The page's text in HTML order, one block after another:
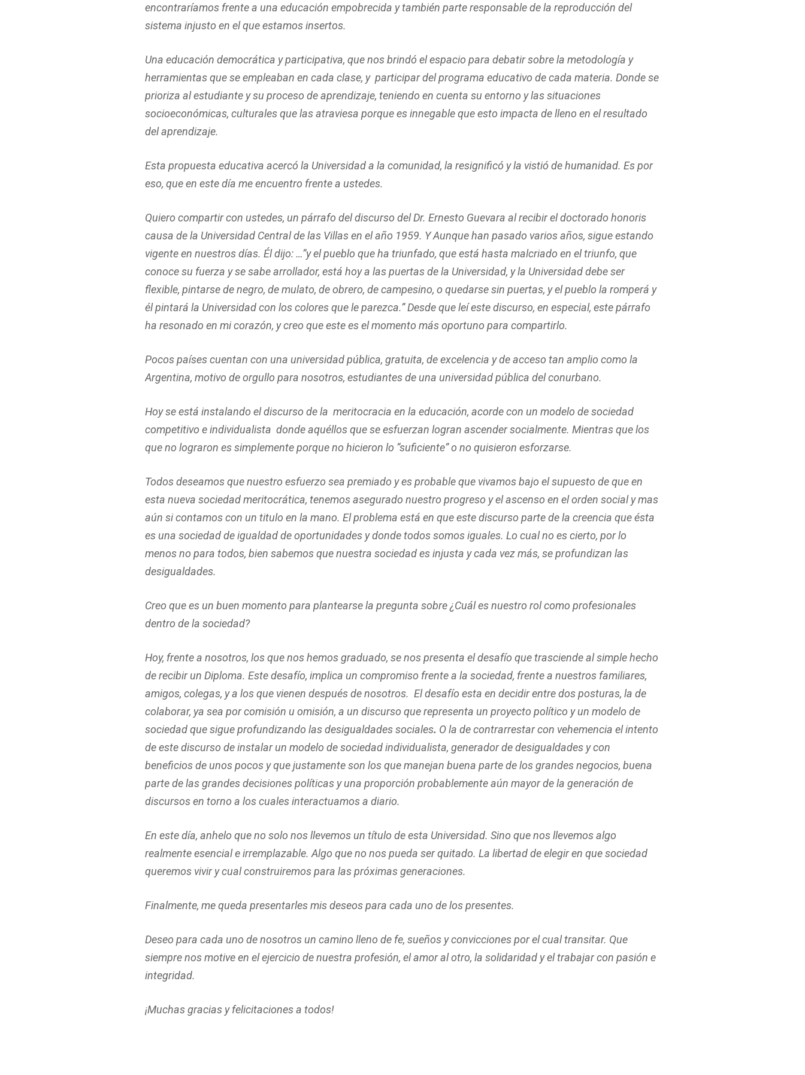
encontraríamos frente a una educación empobrecida y también parte responsable de la reproducción del
sistema injusto en el que estamos insertos.
Una educación democrática y participativa, que nos brindó el espacio para debatir sobre la metodología y
herramientas que se empleaban en cada clase, y participar del programa educativo de cada materia. Donde se
prioriza al estudiante y su proceso de aprendizaje, teniendo en cuenta su entorno y las situaciones
socioeconómicas, culturales que las atraviesa porque es innegable que esto impacta de lleno en el resultado
del aprendizaje.
Esta propuesta educativa acercó la Universidad a la comunidad, la resignificó y la vistió de humanidad. Es por
eso, que en este día me encuentro frente a ustedes.
Quiero compartir con ustedes, un párrafo del discurso del Dr. Ernesto Guevara al recibir el doctorado honoris
causa de la Universidad Central de las Villas en el año 1959. Y Aunque han pasado varios años, sigue estando
vigente en nuestros días. Él dijo: …”y el pueblo que ha triunfado, que está hasta malcriado en el triunfo, que
conoce su fuerza y se sabe arrollador, está hoy a las puertas de la Universidad, y la Universidad debe ser
flexible, pintarse de negro, de mulato, de obrero, de campesino, o quedarse sin puertas, y el pueblo la romperá y
él pintará la Universidad con los colores que le parezca.” Desde que leí este discurso, en especial, este párrafo
ha resonado en mi corazón, y creo que este es el momento más oportuno para compartirlo.
Pocos países cuentan con una universidad pública, gratuita, de excelencia y de acceso tan amplio como la
Argentina, motivo de orgullo para nosotros, estudiantes de una universidad pública del conurbano.
Hoy se está instalando el discurso de la meritocracia en la educación, acorde con un modelo de sociedad
competitivo e individualista donde aquéllos que se esfuerzan logran ascender socialmente. Mientras que los
que no lograron es simplemente porque no hicieron lo “suficiente” o no quisieron esforzarse.
Todos deseamos que nuestro esfuerzo sea premiado y es probable que vivamos bajo el supuesto de que en
esta nueva sociedad meritocrática, tenemos asegurado nuestro progreso y el ascenso en el orden social y mas
aún si contamos con un titulo en la mano. El problema está en que este discurso parte de la creencia que ésta
es una sociedad de igualdad de oportunidades y donde todos somos iguales. Lo cual no es cierto, por lo
menos no para todos, bien sabemos que nuestra sociedad es injusta y cada vez más, se profundizan las
desigualdades.
Creo que es un buen momento para plantearse la pregunta sobre ¿Cuál es nuestro rol como profesionales
dentro de la sociedad?
Hoy, frente a nosotros, los que nos hemos graduado, se nos presenta el desafío que trasciende al simple hecho
de recibir un Diploma. Este desafío, implica un compromiso frente a la sociedad, frente a nuestros familiares,
amigos, colegas, y a los que vienen después de nosotros. El desafío esta en decidir entre dos posturas, la de
colaborar, ya sea por comisión u omisión, a un discurso que representa un proyecto político y un modelo de
sociedad que sigue profundizando las desigualdades sociales. O la de contrarrestar con vehemencia el intento
de este discurso de instalar un modelo de sociedad individualista, generador de desigualdades y con
beneficios de unos pocos y que justamente son los que manejan buena parte de los grandes negocios, buena
parte de las grandes decisiones políticas y una proporción probablemente aún mayor de la generación de
discursos en torno a los cuales interactuamos a diario.
En este día, anhelo que no solo nos llevemos un título de esta Universidad. Sino que nos llevemos algo
realmente esencial e irremplazable. Algo que no nos pueda ser quitado. La libertad de elegir en que sociedad
queremos vivir y cual construiremos para las próximas generaciones.
Finalmente, me queda presentarles mis deseos para cada uno de los presentes.
Deseo para cada uno de nosotros un camino lleno de fe, sueños y convicciones por el cual transitar. Que
siempre nos motive en el ejercicio de nuestra profesión, el amor al otro, la solidaridad y el trabajar con pasión e
integridad.
¡Muchas gracias y felicitaciones a todos!